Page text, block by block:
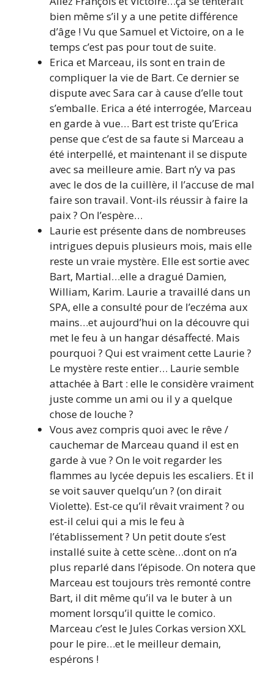
bien même s’il y a une petite différence
d’âge ! Vu que Samuel et Victoire, on a le
temps c’est pas pour tout de suite.
Erica et Marceau, ils sont en train de
compliquer la vie de Bart. Ce dernier se
dispute avec Sara car à cause d’elle tout
s’emballe. Erica a été interrogée, Marceau
en garde à vue… Bart est triste qu’Erica
pense que c’est de sa faute si Marceau a
été interpellé, et maintenant il se dispute
avec sa meilleure amie. Bart n’y va pas
avec le dos de la cuillère, il l’accuse de mal
faire son travail. Vont-ils réussir à faire la
paix ? On l’espère…
Laurie est présente dans de nombreuses
intrigues depuis plusieurs mois, mais elle
reste un vraie mystère. Elle est sortie avec
Bart, Martial…elle a dragué Damien,
William, Karim. Laurie a travaillé dans un
SPA, elle a consulté pour de l’eczéma aux
mains…et aujourd’hui on la découvre qui
met le feu à un hangar désaffecté. Mais
pourquoi ? Qui est vraiment cette Laurie ?
Le mystère reste entier… Laurie semble
attachée à Bart : elle le considère vraiment
juste comme un ami ou il y a quelque
chose de louche ?
Vous avez compris quoi avec le rêve /
cauchemar de Marceau quand il est en
garde à vue ? On le voit regarder les
flammes au lycée depuis les escaliers. Et il
se voit sauver quelqu’un ? (on dirait
Violette). Est-ce qu’il rêvait vraiment ? ou
est-il celui qui a mis le feu à
l’établissement ? Un petit doute s’est
installé suite à cette scène…dont on n’a
plus reparlé dans l’épisode. On notera que
Marceau est toujours très remonté contre
Bart, il dit même qu’il va le buter à un
moment lorsqu’il quitte le comico.
Marceau c’est le Jules Corkas version XXL
pour le pire…et le meilleur demain,
espérons !